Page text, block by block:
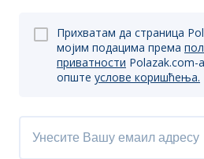
Прихватам да страница
мојим подацима према
приватности Polazak.com-
опште услове коришћења.